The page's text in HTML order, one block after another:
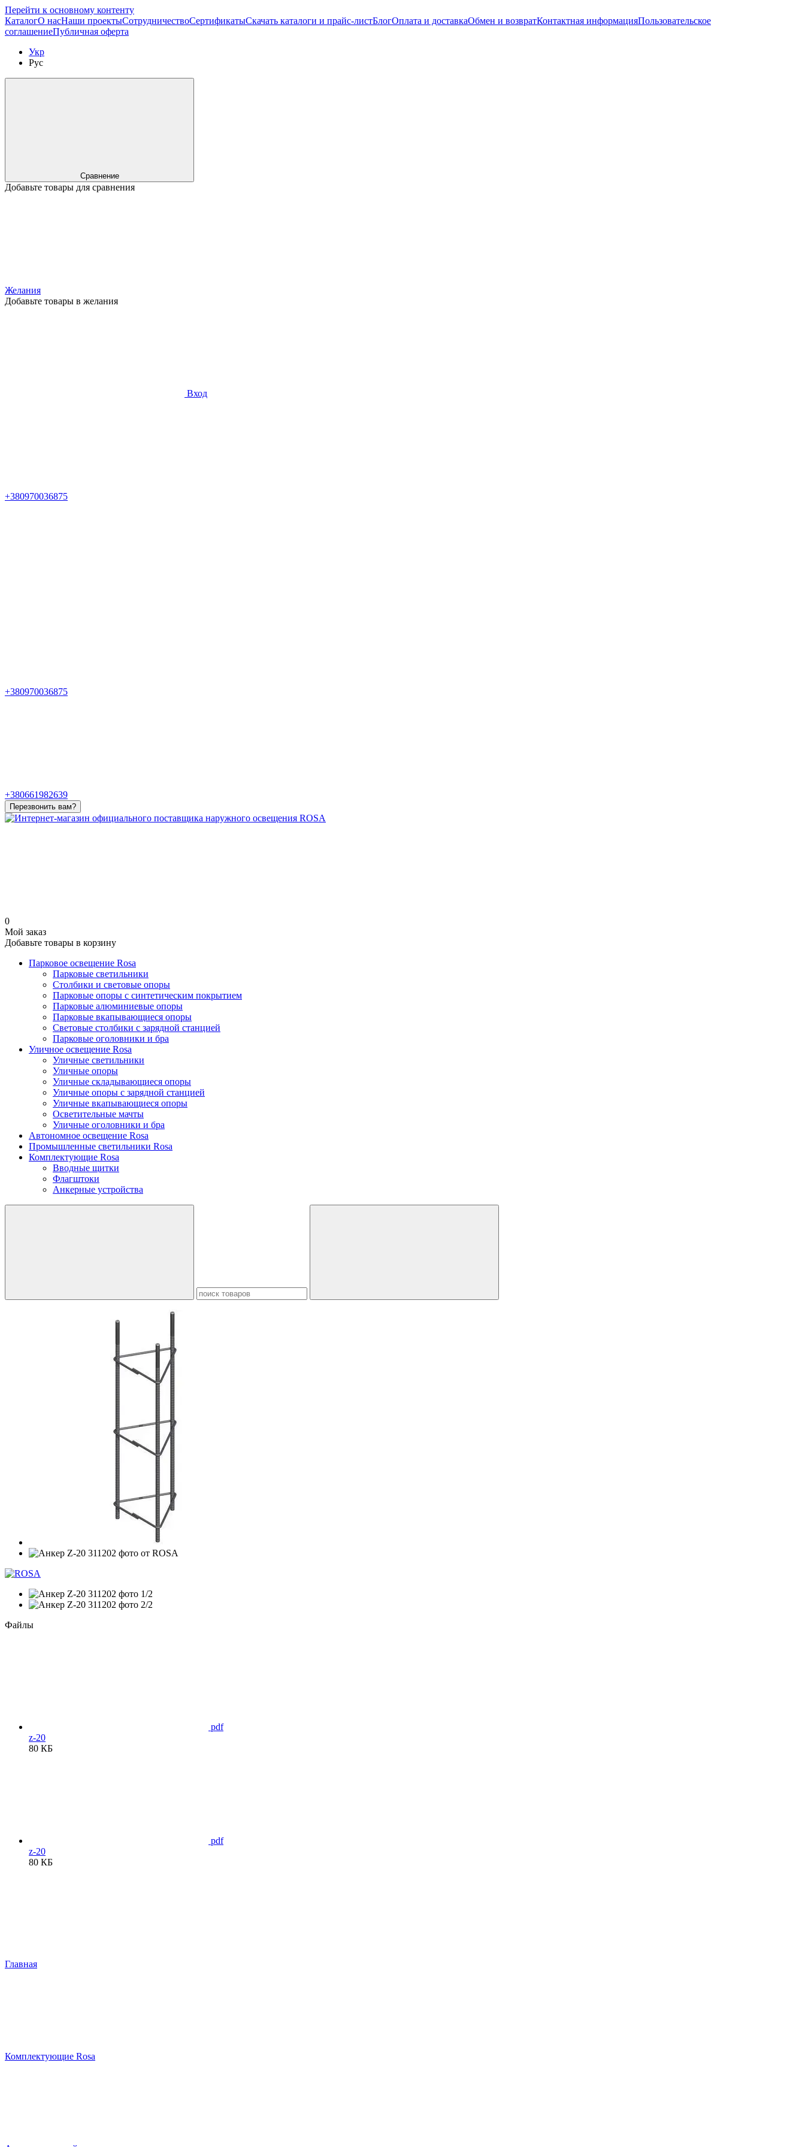
Перейти к основному контенту
КаталогО насНаши проектыСотрудничествоСертификатыСкачать каталоги и прайс-листБлогОплата и доставкаОбмен и возвратКонтактная информацияПользовательское
соглашениеПубличная оферта
Укр
Рус
Сравнение
Добавьте товары для сравнения
Желания
Добавьте товары в желания
Вход
+380970036875
+380970036875
+380661982639
Перезвонить вам?
0
Мой заказ
Добавьте товары в корзину
Парковое освещение Rosa
Парковые светильники
Столбики и световые опоры
Парковые опоры c синтетическим покрытием
Парковые алюминиевые опоры
Парковые вкапывающиеся опоры
Световые столбики с зарядной станцией
Парковые оголовники и бра
Уличное освещение Rosa
Уличные светильники
Уличные опоры
Уличные складывающиеся опоры
Уличные опоры с зарядной станцией
Уличные вкапывающиеся опоры
Осветительные мачты
Уличные оголовники и бра
Автономное освещение Rosa
Промышленные светильники Rosa
Комплектующие Rosa
Вводные щитки
Флагштоки
Анкерные устройства
Файлы
pdf
z-20
80 КБ
pdf
z-20
80 КБ
Главная
Комплектующие Rosa